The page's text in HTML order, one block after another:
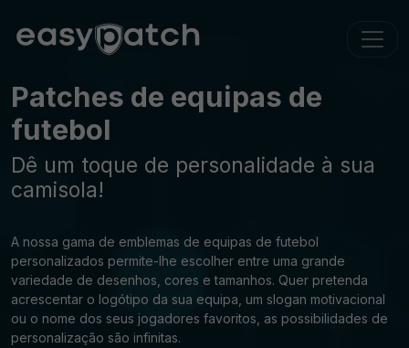
Patches de equipas de
futebol
Dê um toque de personalidade à sua
camisola!
A nossa gama de emblemas de equipas de futebol
personalizados permite-lhe escolher entre uma grande
variedade de desenhos, cores e tamanhos. Quer pretenda
acrescentar o logótipo da sua equipa, um slogan motivacional
ou o nome dos seus jogadores favoritos, as possibilidades de
personalização são infinitas.